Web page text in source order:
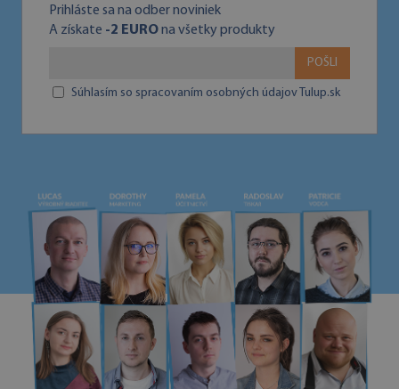
Prihláste sa na odber noviniek
A získate -2 EUROna všetky produkty
POŠLI
Súhlasím so spracovaním osobných údajov Tulup.sk